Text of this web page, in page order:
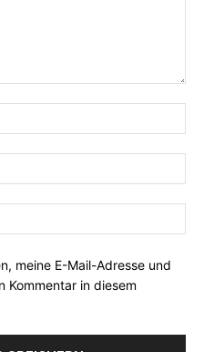
meine E-Mail-Adresse und
Kommentar in diesem